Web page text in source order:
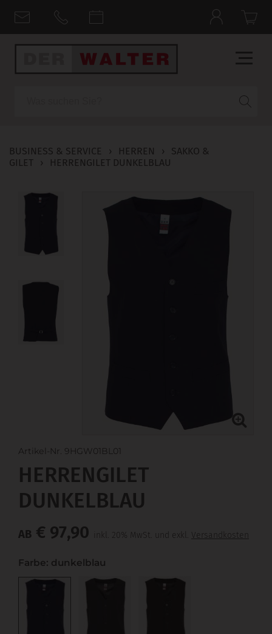
BUSINESS & SERVICE › HERREN ›
SAKKO &
GILET
› HERRENGILET DUNKELBLAU
Artikel-Nr. 9HGW01BL01
HERRENGILET
DUNKELBLAU
AB € 97,90 inkl. 20% MwSt. und exkl. Versandkosten
Farbe: dunkelblau